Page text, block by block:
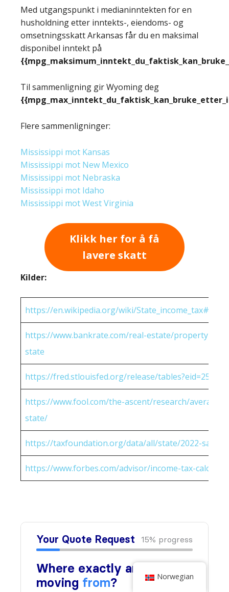
Med utgangspunkt i medianinntekten for en
husholdning etter inntekts-, eiendoms- og
omsetningsskatt Arkansas får du en maksimal
disponibel inntekt på
Til sammenligning gir Wyoming deg
Flere sammenligninger:
Mississippi mot Kansas
Mississippi mot New Mexico
Mississippi mot Nebraska
Mississippi mot Idaho
Mississippi mot West Virginia
Klikk her for å få
lavere skatt
Kilder:
https://en.wikipedia.org/wiki/
https://www.bankrate.com/real-estate/property-
state
https://fred.stlouisfed.org/release/
https://www.fool.com/the-ascent/research/average-
state/
https://taxfoundation.org/data/all/state/2022-sales-
https://www.forbes.com/advisor/income-tax-
Norwegian